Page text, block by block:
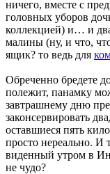
ничего, вместе с
головных уборов
коллекцией) и… и
малины (ну, и что,
ящик? то ведь для
Обреченно бредете
полежит, панамку
завтрашнему дню
законсервировать
оставшиеся пять
просто нереально. И
виденный утром в
не чудо?